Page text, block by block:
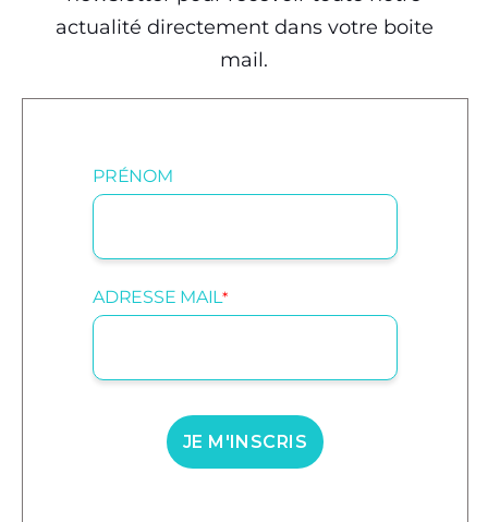
actualité directement dans votre boite
mail.
PRÉNOM
ADRESSE MAIL*
JE M'INSCRIS